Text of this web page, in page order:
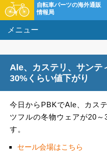
自転車パーツの海外通販
情報局
メニュー
タレコ
購
クーポ
Ale、カステリ、サンテ
30%くらい値下がり
今日からPBKでAle、カス
ツフルの冬物ウェアが20
す。
セール会場はこちら